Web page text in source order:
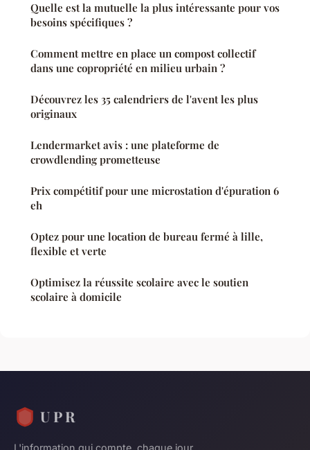
Quelle est la mutuelle la plus intéressante pour vos
besoins spécifiques ?
Comment mettre en place un compost collectif
dans une copropriété en milieu urbain ?
Découvrez les 35 calendriers de l'avent les plus
originaux
Lendermarket avis : une plateforme de
crowdlending prometteuse
Prix compétitif pour une microstation d'épuration 6
eh
Optez pour une location de bureau fermé à lille,
flexible et verte
Optimisez la réussite scolaire avec le soutien
scolaire à domicile
U P R